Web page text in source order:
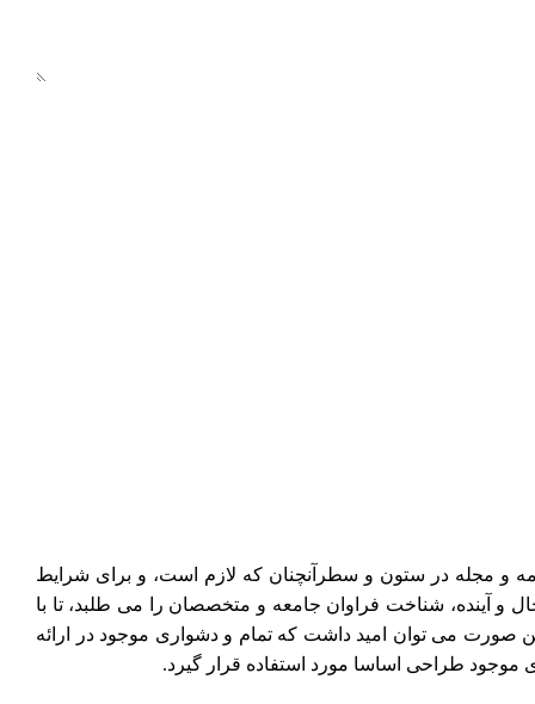
و مجله در ستون و سطرآنچنان که لازم است، و برای شرایط
و آینده، شناخت فراوان جامعه و متخصصان را می طلبد، تا با
صورت می توان امید داشت که تمام و دشواری موجود در ارائه
موجود طراحی اساسا مورد استفاده قرار گیرد.